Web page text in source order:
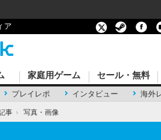
ア
プレイレポ インタビュー 海外
家庭用ゲーム セール・無料
事 › 写真・画像